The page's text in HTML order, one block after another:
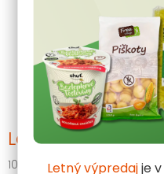
La Teta:
10.9.2025Letný výpredajje v